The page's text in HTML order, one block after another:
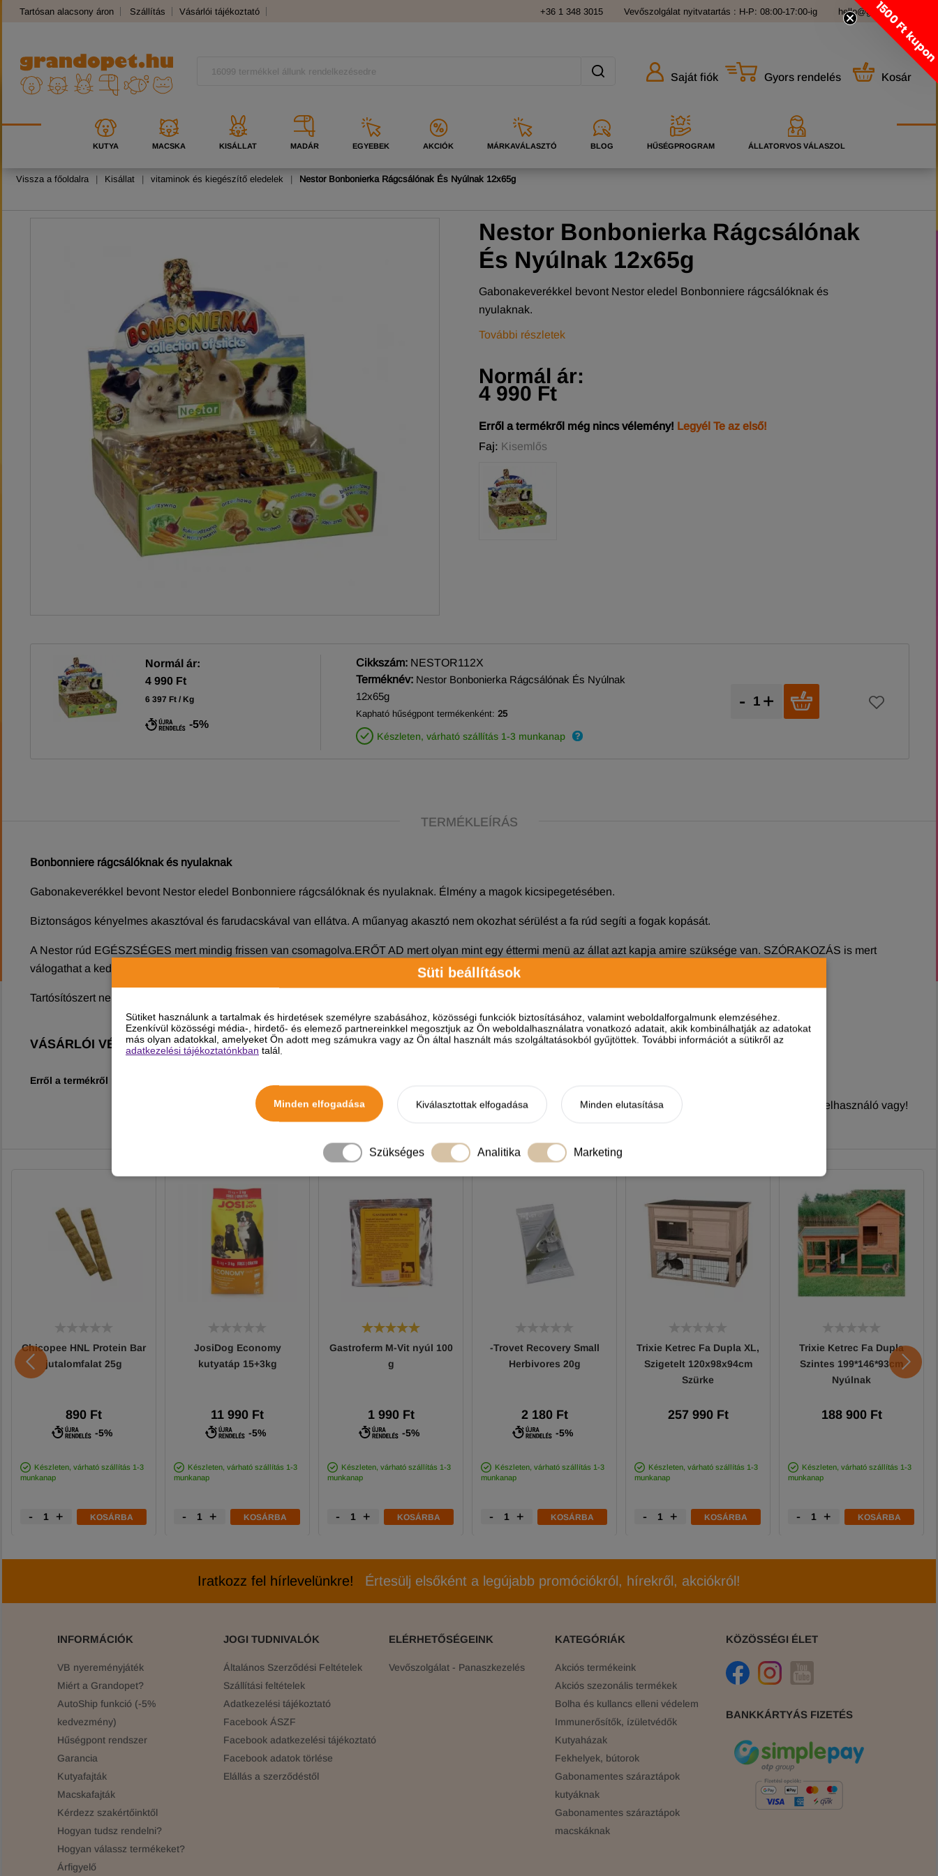
Süti beállítások
Sütiket használunk a tartalmak és hirdetések személyre szabásához, közösségi funkciók biztosításához, valamint weboldalforgalmunk elemzéséhez.
Ezenkívül közösségi média-, hirdető- és elemező partnereinkkel megosztjuk az Ön weboldalhasználatra vonatkozó adatait, akik kombinálhatják az adatokat
más olyan adatokkal, amelyeket Ön adott meg számukra vagy az Ön által használt más szolgáltatásokból gyűjtöttek. További információt a sütikről az
adatkezelési tájékoztatónkban talál.
Minden elfogadása Kiválasztottak elfogadása Minden elutasítása
Szükséges Analitika Marketing
Tartósan alacsony áron Szállítás Vásárlói tájékoztató +36 1 348 3015 Vevőszolgálat nyitvatartás : H-P: 08:00-17:00-ig hello@grandopet.hu
Saját fiók Gyors rendelés Kosár
KUTYA MACSKA KISÁLLAT MADÁR EGYEBEK AKCIÓK MÁRKAVÁLASZTÓ BLOG HŰSÉGPROGRAM ÁLLATORVOS VÁLASZOL
Vissza a főoldalra | Kisállat | vitaminok és kiegészítő eledelek | Nestor Bonbonierka Rágcsálónak És Nyúlnak 12x65g
Nestor Bonbonierka Rágcsálónak
És Nyúlnak 12x65g
Gabonakeverékkel bevont Nestor eledel Bonbonniere rágcsálóknak és
nyulaknak.
További részletek
Normál ár:
4 990 Ft
Erről a termékről még nincs vélemény! Legyél Te az első!
Faj: Kisemlős
Normál ár:
4 990 Ft
6 397 Ft / Kg
-5%
Cikkszám: NESTOR112X
Terméknév: Nestor Bonbonierka Rágcsálónak És Nyúlnak
12x65g
Kapható hűségpont termékenként: 25
Készleten, várható szállítás 1-3 munkanap
+
-
TERMÉKLEÍRÁS
Bonbonniere rágcsálóknak és nyulaknak
Gabonakeverékkel bevont Nestor eledel Bonbonniere rágcsálóknak és nyulaknak. Élmény a magok kicsipegetésében.
Biztonságos kényelmes akasztóval és farudacskával van ellátva. A műanyag akasztó nem okozhat sérülést a fa rúd segíti a fogak kopását.
A Nestor rúd EGÉSZSÉGES mert mindig frissen van csomagolva.ERŐT AD mert olyan mint egy éttermi menü az állat azt kapja amire szüksége van. SZÓRAKOZÁS is mert
válogathat a kedvenc finomságai között mintha csak a természetben lenne a fapálcával pedig jól elszórakozik.
Tartósítószert nem tartalmaz.
VÁSÁRLÓI VÉLEMÉNYEK
Erről a termékről még nincs vélemény!
A termékhez akkor tudsz véleményt írni, ha felhasználó vagy!
NEKED AJÁNLJUK
Chicopee HNL Protein Bar
jutalomfalat 25g
890 Ft
-5%
Készleten, várható szállítás 1-3
munkanap
- + KOSÁRBA
JosiDog Economy
kutyatáp 15+3kg
11 990 Ft
-5%
Készleten, várható szállítás 1-3
munkanap
- + KOSÁRBA
Gastroferm M-Vit nyúl 100
g
1 990 Ft
-5%
Készleten, várható szállítás 1-3
munkanap
- + KOSÁRBA
-Trovet Recovery Small
Herbivores 20g
2 180 Ft
-5%
Készleten, várható szállítás 1-3
munkanap
- + KOSÁRBA
Trixie Ketrec Fa Dupla XL,
Szigetelt 120x98x94cm
Szürke
257 990 Ft
Készleten, várható szállítás 1-3
munkanap
- + KOSÁRBA
Trixie Ketrec Fa Dupla
Szintes 199*146*93cm
Nyúlnak
188 900 Ft
Készleten, várható szállítás 1-3
munkanap
- + KOSÁRBA
Iratkozz fel hírlevelünkre! Értesülj elsőként a legújabb promóciókról, hírekről, akciókról!
INFORMÁCIÓK
VB nyereményjáték
Miért a Grandopet?
AutoShip funkció (-5%
kedvezmény)
Hűségpont rendszer
Garancia
Kutyafajták
Macskafajták
Kérdezz szakértőinktől
Hogyan tudsz rendelni?
Hogyan válassz termékeket?
Árfigyelő
JOGI TUDNIVALÓK
Általános Szerződési Feltételek
Szállítási feltételek
Adatkezelési tájékoztató
Facebook ÁSZF
Facebook adatkezelési tájékoztató
Facebook adatok törlése
Elállás a szerződéstől
ELÉRHETŐSÉGEINK
Vevőszolgálat - Panaszkezelés
KATEGÓRIÁK
Akciós termékeink
Akciós szezonális termékek
Bolha és kullancs elleni védelem
Immunerősítők, ízületvédők
Kutyaházak
Fekhelyek, bútorok
Gabonamentes száraztápok
kutyáknak
Gabonamentes száraztápok
macskáknak
KÖZÖSSÉGI ÉLET
BANKKÁRTYÁS FIZETÉS
1500 Ft